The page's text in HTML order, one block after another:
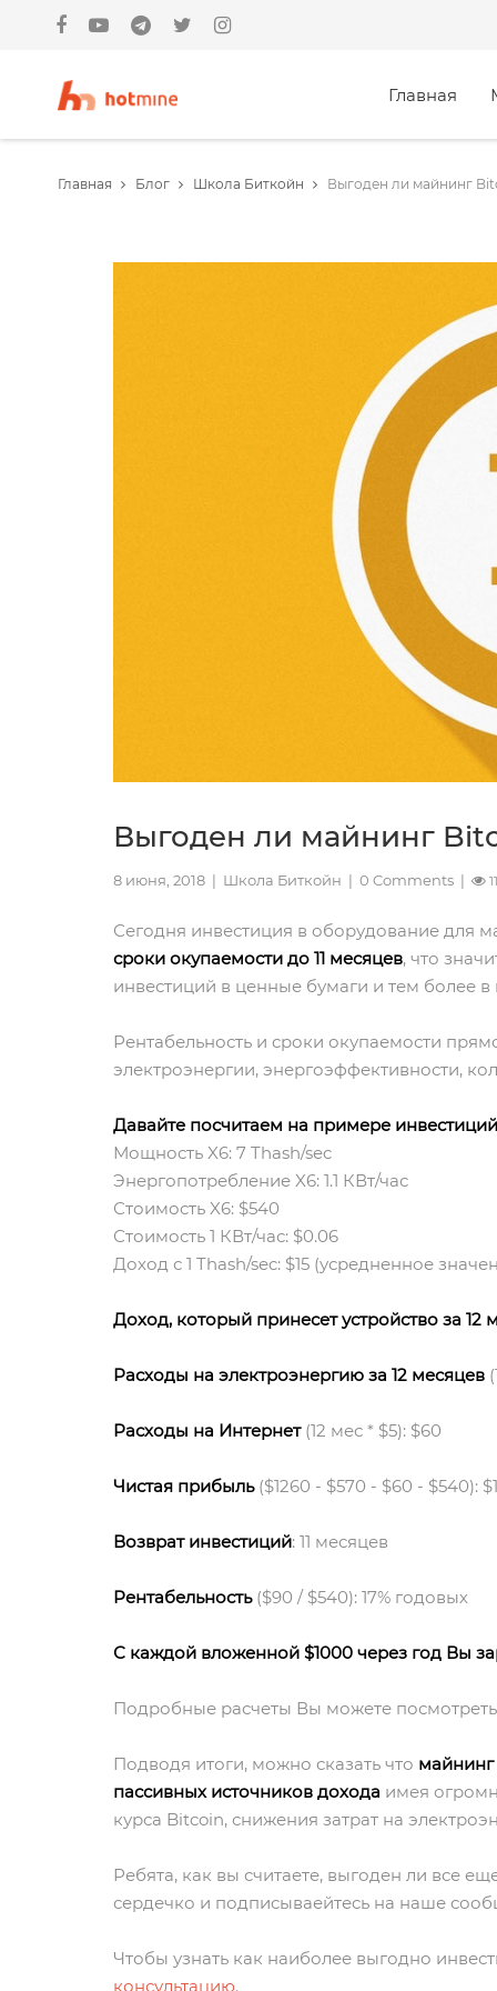
Главная
Главная Блог Школа Биткойн Выгоден ли майнинг
Выгоден ли майнинг
8 июня, 2018 | Школа Биткойн | 0 Comments |
Сегодня инвестиция в оборудование для
сроки окупаемости до 11 месяцев, что
инвестиций в ценные бумаги и тем более
Рентабельность и сроки окупаемости
электроэнергии, энергоэффективности,
Давайте посчитаем на примере
Мощность X6: 7 Thash/sec
Энергопотребление X6: 1.1 КВт/час
Стоимость X6: $540
Стоимость 1 КВт/час: $0.06
Доход с 1 Thash/sec: $15 (усредненное
Доход, который принесет устройство за 12
Расходы на электроэнергию за 12 месяцев
Расходы на Интернет(12 мес * $5): $60
Чистая прибыль($1260 - $570 - $60 - $540):
Возврат инвестиций: 11 месяцев
Рентабельность($90 / $540): 17% годовых
С каждой вложенной $1000 через год Вы
Подробные расчеты Вы можете посмотреть
Подводя итоги, можно сказать что
пассивных источников дохода имея
курса Bitcoin, снижения затрат на
Ребята, как вы считаете, выгоден ли все
сердечко и подписываейтесь на наше
Чтобы узнать как наиболее выгодно
консультацию.